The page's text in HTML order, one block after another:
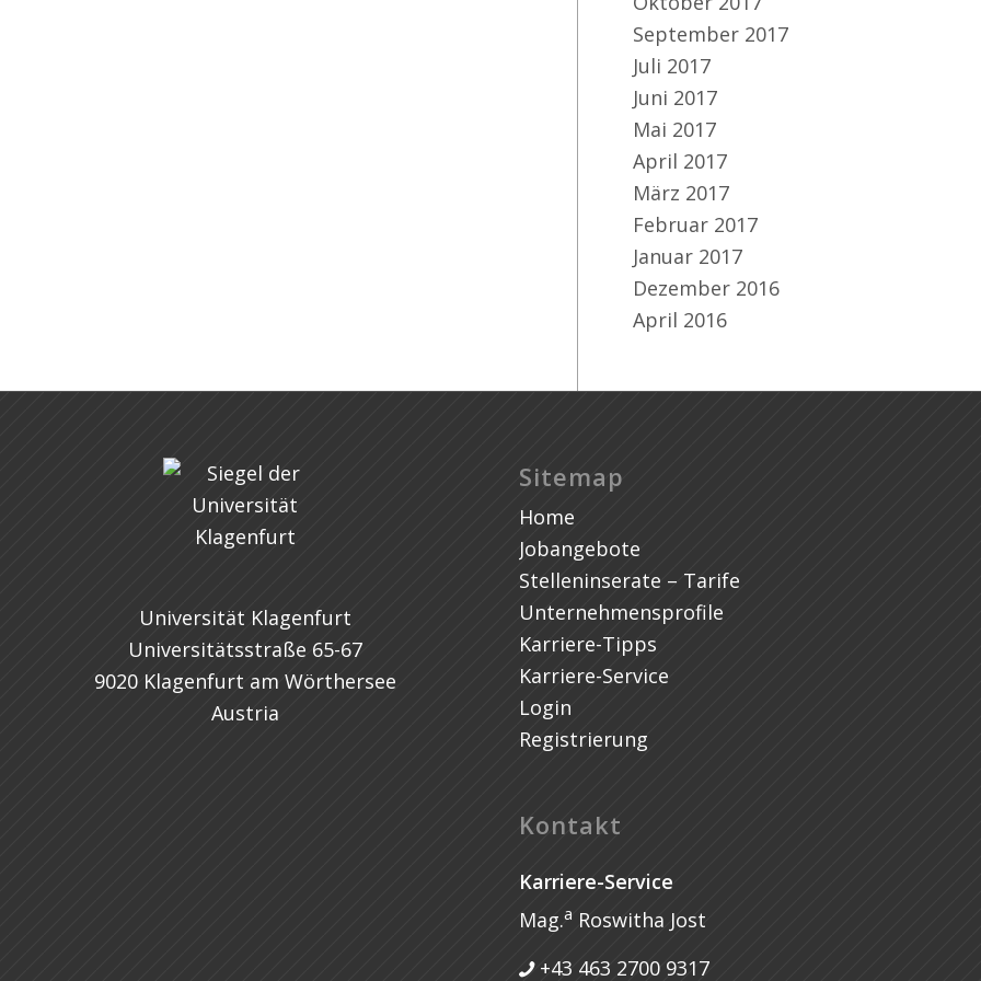
September 2017
Juli 2017
Juni 2017
Mai 2017
April 2017
März 2017
Februar 2017
Januar 2017
Dezember 2016
April 2016
Universität Klagenfurt
Universitätsstraße 65-67
9020 Klagenfurt am Wörthersee
Austria
Sitemap
Home
Jobangebote
Stelleninserate – Tarife
Unternehmensprofile
Karriere-Tipps
Karriere-Service
Login
Registrierung
Kontakt
Karriere-Service
Mag.a Roswitha Jost
+43 463 2700 9317